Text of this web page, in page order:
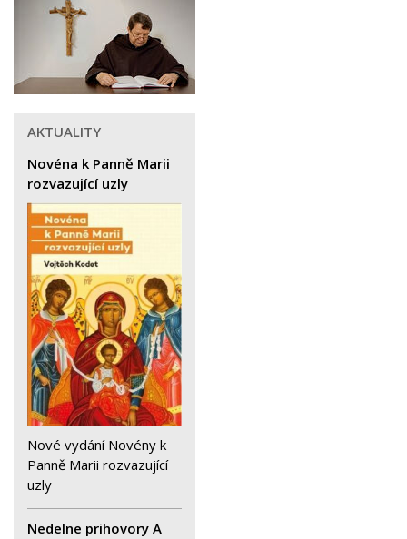
AKTUALITY
Novéna k Panně Marii
rozvazující uzly
Nové vydání Novény k
Panně Marii rozvazující
uzly
Nedelne prihovory A